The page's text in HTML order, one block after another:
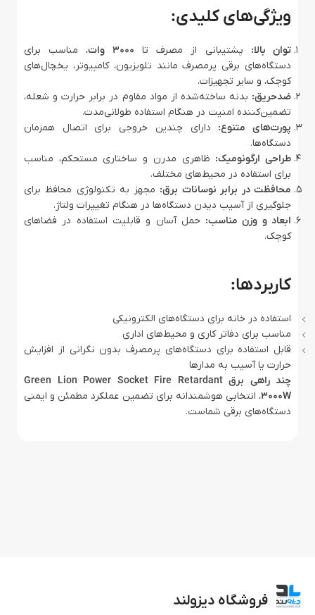
ویژگی‌های کلیدی:
توان بالا: پشتیبانی از مصرف تا 3000 وات
، مناسب برای
دستگاه‌های برقی پرمصرف مانند تلویزیون، کامپیوتر، یخچال‌های
کوچک، و سایر تجهیزات.
ضدحریق: بدنه ساخته‌شده از مواد مقاوم در برابر حرارت و شعله،
تضمین‌کننده امنیت در هنگام استفاده طولانی‌مدت.
پورت‌های متنوع: دارای چندین خروجی برای اتصال همزمان
دستگاه‌ها.
طراحی ارگونومیک: ظاهری مدرن و ساختاری مستحکم، مناسب
برای استفاده در محیط‌های مختلف.
محافظت در برابر نوسانات برق: مجهز به تکنولوژی محافظ برای
جلوگیری از آسیب دیدن دستگاه‌ها در هنگام تغییرات ولتاژ.
ابعاد و وزن مناسب: حمل آسان و قابلیت استفاده در فضاهای
کوچک.
کاربردها:
استفاده در خانه برای دستگاه‌های الکترونیکی
مناسب برای دفاتر کاری و محیط‌های اداری
قابل استفاده برای دستگاه‌های پرمصرف بدون نگرانی از افزایش
حرارت یا آسیب به مدارها
چند راهی برق Green Lion Power Socket Fire Retardant
3000W، انتخابی هوشمندانه برای تضمین عملکرد مطمئن و ایمنی
دستگاه‌های برقی شماست.
فروشگاه دیزولند